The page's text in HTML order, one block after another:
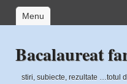
Menu
Bacalaureat
stiri, subiecte, rezultate …totul